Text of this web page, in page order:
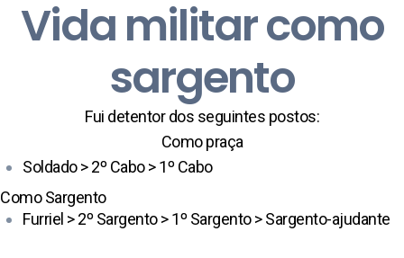
Vida militar como
sargento
Fui detentor dos seguintes postos:
Como praça
Soldado > 2º Cabo > 1º Cabo
Como Sargento
Furriel > 2º Sargento > 1º Sargento > Sargento-ajudante